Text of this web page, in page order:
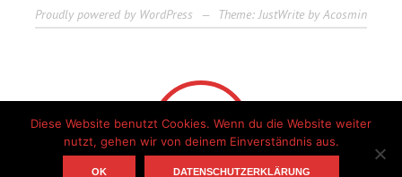
Proudly powered by WordPress — Theme: JustWrite by Acosmin
Diese Website benutzt Cookies. Wenn du die Website weiter
nutzt, gehen wir von deinem Einverständnis aus.
OK DATENSCHUTZERKLÄRUNG